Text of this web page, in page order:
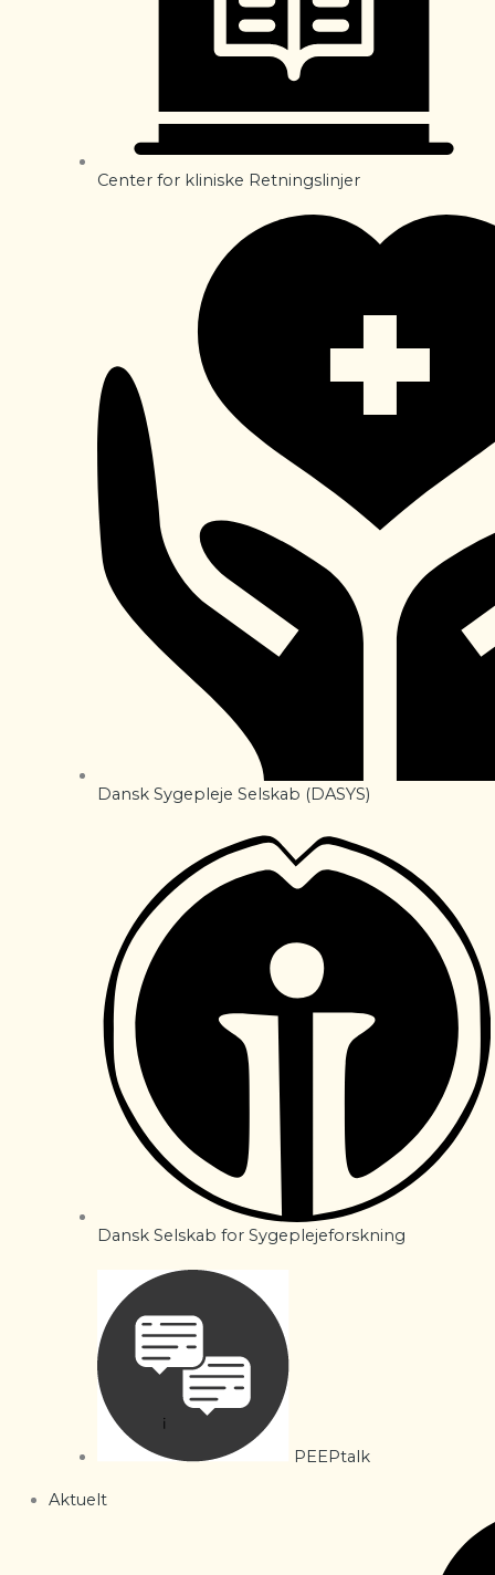
Center for kliniske Retningslinjer
Dansk Sygepleje Selskab (DASYS)
Dansk Selskab for Sygeplejeforskning
PEEPtalk
Aktuelt